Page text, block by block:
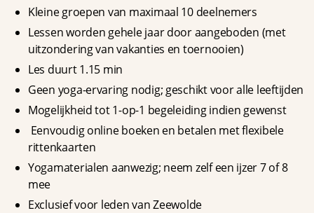
Kleine groepen van maximaal 10 deelnemers
Lessen worden gehele jaar door aangeboden (met
uitzondering van vakanties en toernooien)
Les duurt 1.15 min
Geen yoga-ervaring nodig; geschikt voor alle leeftijden
Mogelijkheid tot 1-op-1 begeleiding indien gewenst
Eenvoudig online boeken en betalen met flexibele
rittenkaarten
Yogamaterialen aanwezig; neem zelf een ijzer 7 of 8
mee
Exclusief voor leden van Zeewolde